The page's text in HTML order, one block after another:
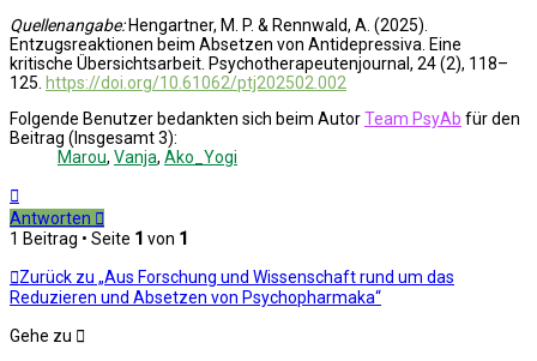
Quellenangabe:Hengartner, M. P. & Rennwald, A. (2025).
Entzugsreaktionen beim Absetzen von Antidepressiva. Eine
kritische Übersichtsarbeit. Psychotherapeutenjournal, 24 (2), 118–
125. https://doi.org/10.61062/ptj202502.002
Folgende Benutzer bedankten sich beim AutorTeam PsyAb für den
Beitrag (Insgesamt 3):
Marou, Vanja, Ako_Yogi
oben
Antworten
1 Beitrag • Seite 1 von 1
Zurück zu „Aus Forschung und Wissenschaft rund um das
Reduzieren und Absetzen von Psychopharmaka“
Gehe zu